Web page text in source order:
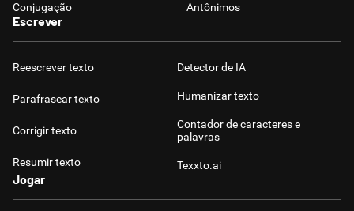
Conjugação Antônimos
Escrever
Reescrever texto
Parafrasear texto
Corrigir texto
Resumir texto
Detector de IA
Humanizar texto
Contador de caracteres e
palavras
Texxto.ai
Jogar